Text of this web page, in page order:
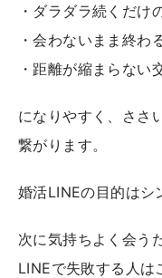
・ダラダラ続くだけ
・会わないまま終わ
・距離が縮まらない
になりやすく、ささ
繋がります。
婚活LINEの目的はシ
次に気持ちよく会う
LINEで失敗する人は